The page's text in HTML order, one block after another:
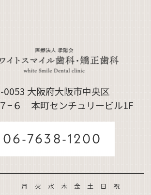
0053 大阪府大阪市中央区
−６ 本町センチュリービル1F
06-7638-1200
月 火 水 木 金 土 日 祝